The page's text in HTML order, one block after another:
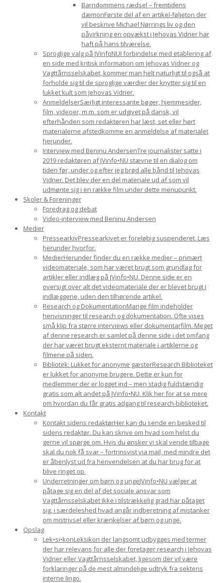
Barndommens rædsel – fremtidens
dæmonFørste del af en artikel-føljeton der
vil beskrive Michael Nørrings liv og den
påvirkning en opvækst i Jehovas Vidner har
haft på hans tilværelse.
Sproglige valg på JVinfoNUI forbindelse med etablering af
en side med kritisk information om Jehovas Vidner og
Vagttårnsselskabet, kommer man helt naturligt til også at
forholde sig til de sproglige værdier der knytter sig til en
lukket kult som Jehovas Vidner.
AnmeldelserSærligt interessante bøger, hjemmesider,
film, videoer, m.m. som er udgivet på dansk, vil
efterhånden som redaktøren har læst, set eller hørt
materialerne afstedkomme en anmeldelse af materialet
herunder.
Interview med Beninu AndersenTre journalister satte i
2019 redaktøren af JVinfo•NU stævne til en dialog om
tiden før, under og efter jeg brød alle bånd til Jehovas
Vidner. Det blev der en del materiale ud af som vil
udmønte sig i en række film under dette menupunkt.
Skoler & Foreninger
Foredrag og debat
Video-interview med Beninu Andersen
Medier
PressearkivPressearkivet er foreløbig suspenderet. Læs
herunder hvorfor.
MedierHerunder finder du en række medier – primært
videomateriale, som har været brugt som grundlag for
artikler eller indlæg på JVinfo•NU. Denne side er en
oversigt over alt det videomateriale der er blevet brugt i
indlæggene, uden den tilhørende artikel.
Research og DokumentationMange film indeholder
henvisninger til research og dokumentation. Ofte vises
små klip fra større interviews eller dokumentarfilm. Meget
af denne research er samlet på denne side i det omfang
der har været brugt eksternt materiale i artiklerne og
filmene på siden.
Bibliotek: Lukket for anonyme gæsterResearch Biblioteket
er lukket for anonyme brugere. Dette er kun for
medlemmer der er logget ind – men stadig fuldstændig
gratis som alt andet på JVinfo•NU. Klik her for at se mere
om hvordan du får gratis adgang til research-biblioteket.
Kontakt
Kontakt sidens redaktørHer kan du sende en besked til
sidens redaktør. Du kan skrive om hvad som helst du
gerne vil spørge om. Hvis du ønsker vi skal vende tilbage
skal du nok få svar – fortrinsvist via mail, med mindre det
er åbenlyst ud fra henvendelsen at du har brug for at
blive ringet op.
Underretninger om børn og ungeJVinfo•NU vælger at
påtage sig en del af det sociale ansvar som
Vagttårnsselskabet ikke i tilstrækkelig grad har påtaget
sig, i særdeleshed hvad angår indberetning af mistanker
om mistrivsel eller krænkelser af børn og unge.
Opslag
Lek•si•konLeksikon der langsomt udbygges med termer
der har relevans for alle der foretager research i Jehovas
Vidner eller Vagttårnsselskabet, ligesom der vil være
forklaringer på de mest almindelige udtryk fra sektens
interne lingo.